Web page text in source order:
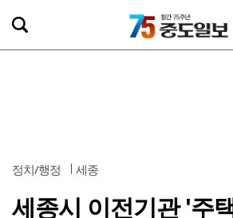
정치/행정 세종
세종시 이전기관 '주